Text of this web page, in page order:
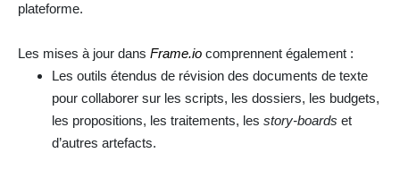
plateforme.
Les mises à jour dans Frame.io comprennent également :
Les outils étendus de révision des documents de texte
pour collaborer sur les scripts, les dossiers, les budgets,
les propositions, les traitements, les story-boards et
d’autres artefacts.